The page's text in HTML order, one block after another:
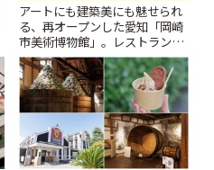
アートにも建築美にも魅せられ
る、再オープンした愛知「岡崎
市美術博物館」。レストランや
ショップも充実 | ことりっぷ